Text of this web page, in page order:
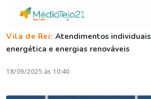
Vila de Rei: Atendimentos
energética e energias renováveis
18/09/2025 às 10:40